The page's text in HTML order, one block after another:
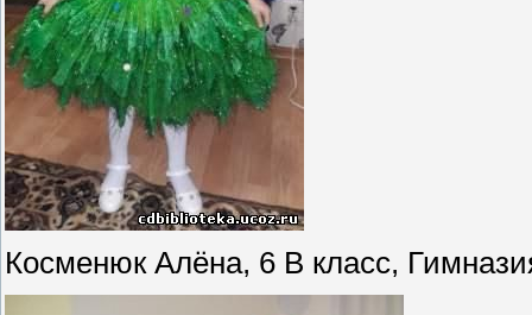
Косменюк Алёна, 6 В класс,